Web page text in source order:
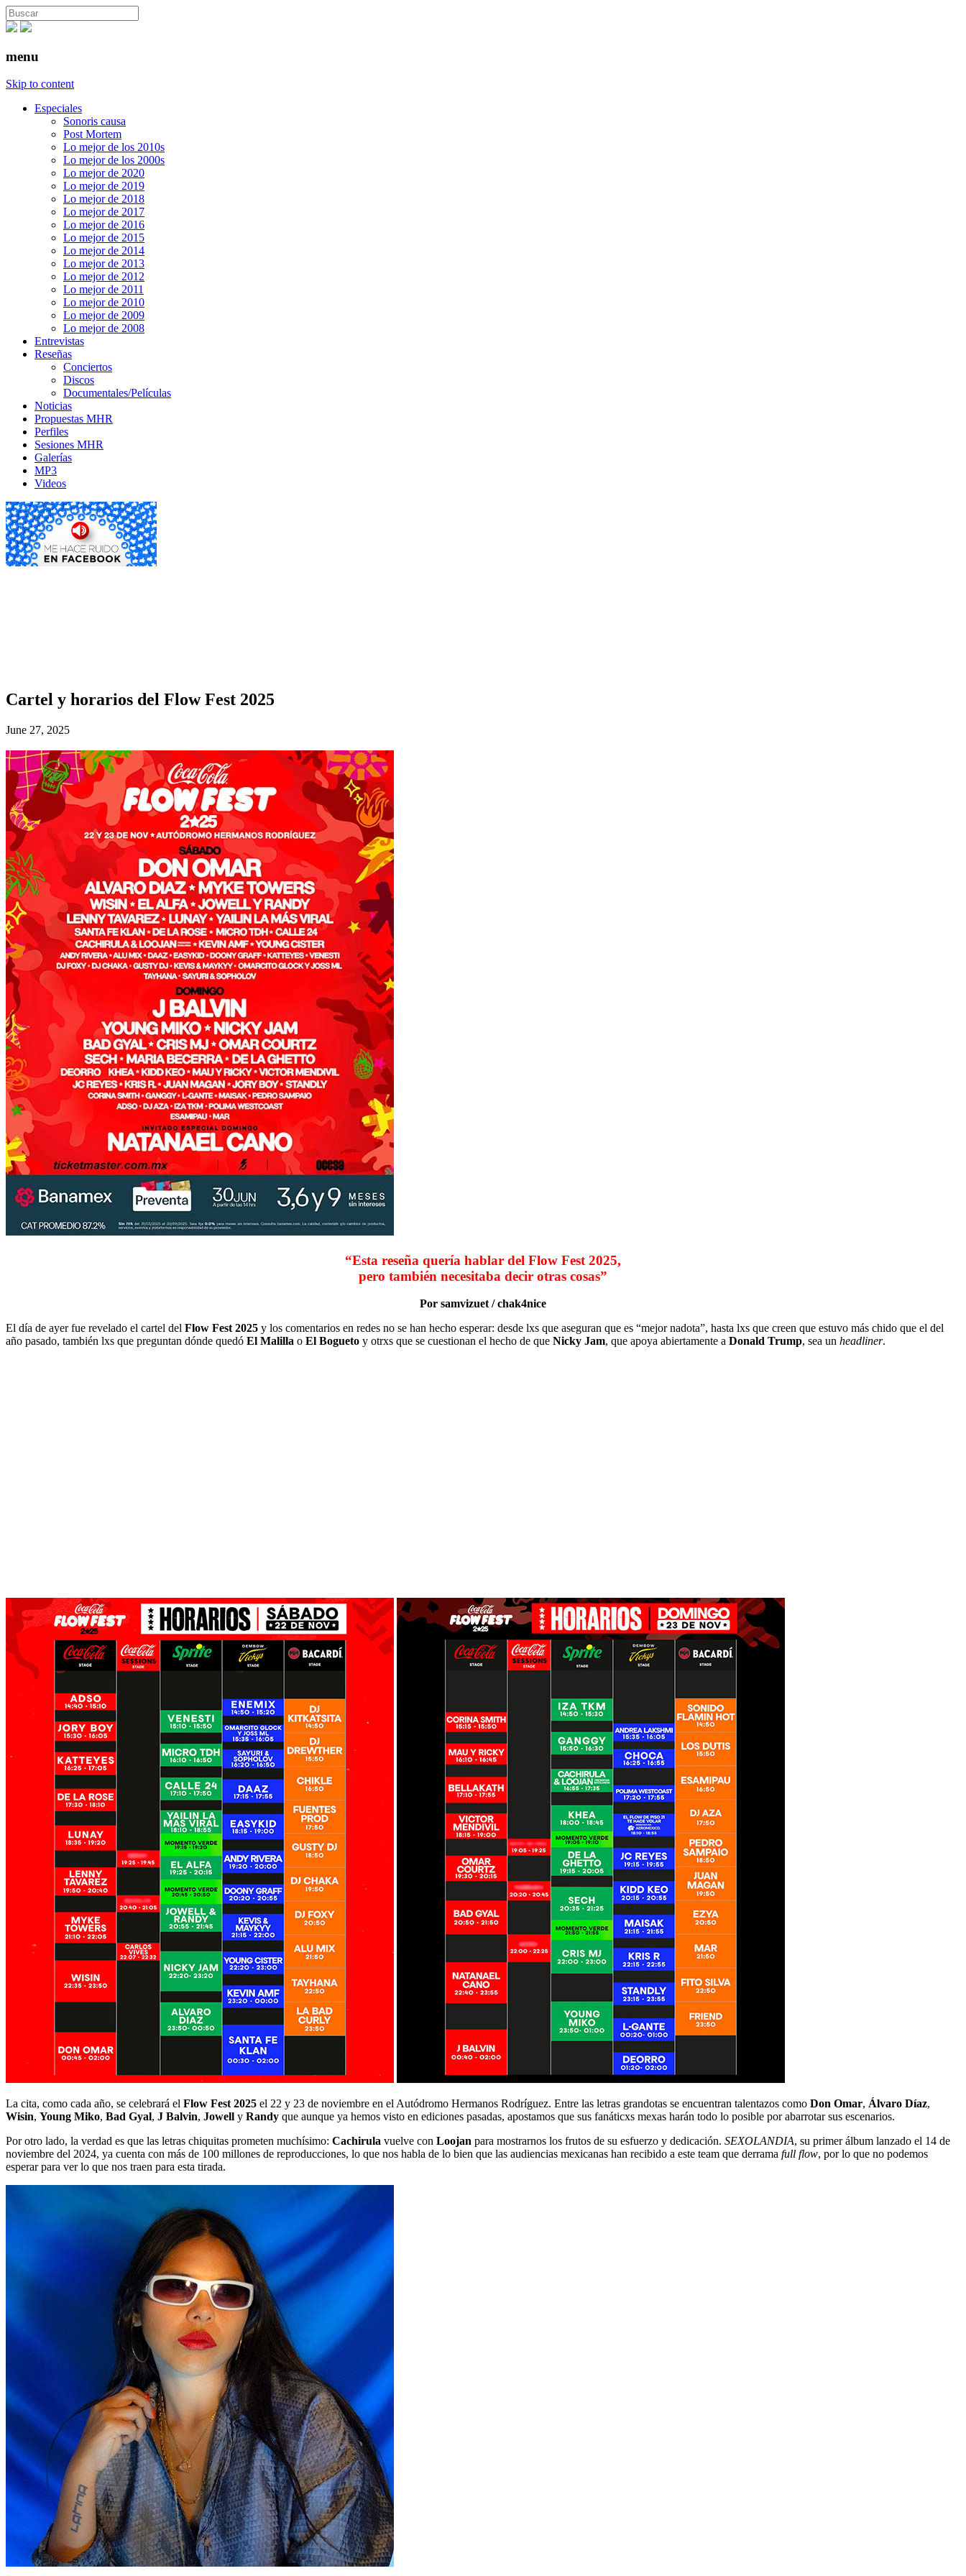
menu
Skip to content
Especiales
Sonoris causa
Post Mortem
Lo mejor de los 2010s
Lo mejor de los 2000s
Lo mejor de 2020
Lo mejor de 2019
Lo mejor de 2018
Lo mejor de 2017
Lo mejor de 2016
Lo mejor de 2015
Lo mejor de 2014
Lo mejor de 2013
Lo mejor de 2012
Lo mejor de 2011
Lo mejor de 2010
Lo mejor de 2009
Lo mejor de 2008
Entrevistas
Reseñas
Conciertos
Discos
Documentales/Películas
Noticias
Propuestas MHR
Perfiles
Sesiones MHR
Galerías
MP3
Videos
Cartel y horarios del Flow Fest 2025
June 27, 2025
“Esta reseña quería hablar del Flow Fest 2025,
pero también necesitaba decir otras cosas”
Por samvizuet / chak4nice
El día de ayer fue revelado el cartel del Flow Fest 2025 y los comentarios en redes no se han hecho esperar: desde lxs que aseguran que es “mejor nadota”, hasta lxs que creen que estuvo más chido que el del
año pasado, también lxs que preguntan dónde quedó El Malilla o El Bogueto y otrxs que se cuestionan el hecho de que Nicky Jam, que apoya abiertamente a Donald Trump, sea un headliner.
La cita, como cada año, se celebrará el Flow Fest 2025 el 22 y 23 de noviembre en el Autódromo Hermanos Rodríguez. Entre las letras grandotas se encuentran talentazos como Don Omar, Álvaro Díaz,
Wisin, Young Miko, Bad Gyal, J Balvin, Jowell y Randy que aunque ya hemos visto en ediciones pasadas, apostamos que sus fanáticxs mexas harán todo lo posible por abarrotar sus escenarios.
Por otro lado, la verdad es que las letras chiquitas prometen muchísimo: Cachirula vuelve con Loojan para mostrarnos los frutos de su esfuerzo y dedicación. SEXOLANDIA, su primer álbum lanzado el 14 de
noviembre del 2024, ya cuenta con más de 100 millones de reproducciones, lo que nos habla de lo bien que las audiencias mexicanas han recibido a este team que derrama full flow, por lo que no podemos
esperar para ver lo que nos traen para esta tirada.